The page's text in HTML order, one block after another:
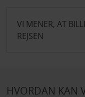
VI MENER, AT
REJSEN
HVORDAN KAN